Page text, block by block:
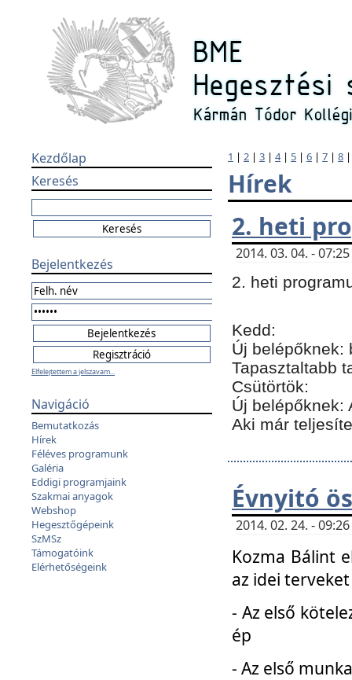
Kezdőlap
Keresés
Bejelentkezés
Elfelejtettem a jelszavam...
Navigáció
Bemutatkozás
Hírek
Féléves programunk
Galéria
Eddigi programjaink
Szakmai anyagok
Webshop
Hegesztőgépeink
SzMSz
Támogatóink
Elérhetőségeink
1 | 2 | 3 | 4| 5 | 6 | 7 | 8
Hírek
2. heti
2014. 03. 04. -
2. heti
Kedd:
Új belépőknek:
Tapasztaltabb
Csütörtök:
Új belépőknek:
Aki már
Évnyitó
2014. 02. 24. -
Kozma Bálint
az idei
- Az első
ép
- Az első